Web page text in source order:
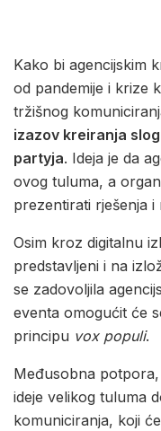
Kako bi agencijskim
od pandemije i krize
tržišnog
izazov kreiranja
partyja. Ideja je da
ovog tuluma, a
prezentirati rješenja i
Osim kroz digitalnu
predstavljeni i na
se zadovoljila
eventa omogućit će
principu vox populi.
Međusobna
ideje velikog tuluma
komuniciranja, koji